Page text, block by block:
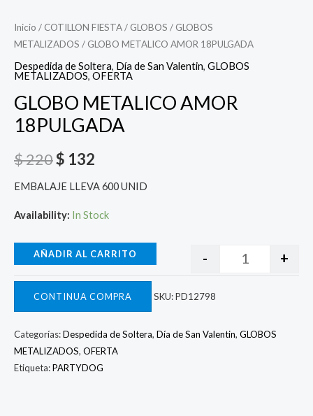
Inicio / COTILLON FIESTA/ GLOBOS / GLOBOS
METALIZADOS / GLOBO METALICO AMOR 18PULGADA
Despedida de Soltera, Día de San Valentin, GLOBOS
METALIZADOS, OFERTA
GLOBO METALICO AMOR
18PULGADA
$220$ 132
EMBALAJE LLEVA 600 UNID
Availability: In Stock
- +
AÑADIR AL CARRITO
CONTINUA COMPRA SKU:PD12798
Categorías:Despedida de Soltera, Día de San Valentin, GLOBOS
METALIZADOS, OFERTA
Etiqueta:PARTYDOG